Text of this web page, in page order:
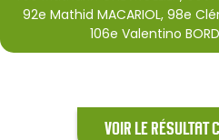
92e Mathid MACARIOL, 98e
106e Valentino
VOIR LE RÉSULTAT